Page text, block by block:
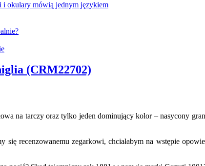
i okulary mówią jednym językiem
(CRM22702)
na tarczy oraz tylko jeden dominujący kolor – nasycony
się recenzowanemu zegarkowi, chciałabym na wstępie